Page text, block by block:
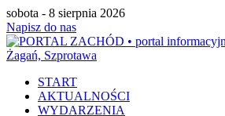
sobota - 8 sierpnia 2026
Napisz do nas
START
AKTUALNOŚCI
WYDARZENIA